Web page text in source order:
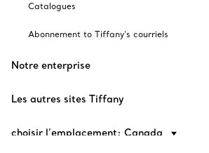
Catalogues
Abonnement to Tiffany's courriels
Notre enterprise
Les autres sites Tiffany
choisir l’emplacement: Canada